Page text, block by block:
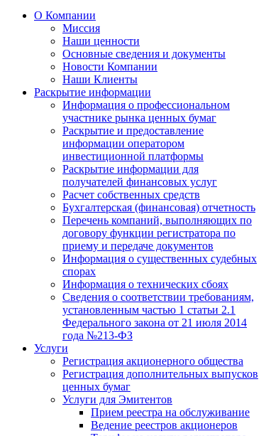
О Компании
Миссия
Наши ценности
Основные сведения и документы
Новости Компании
Наши Клиенты
Раскрытие информации
Информация о профессиональном
участнике рынка ценных бумаг
Раскрытие и предоставление
информации оператором
инвестиционной платформы
Раскрытие информации для
получателей финансовых услуг
Расчет собственных средств
Бухгалтерская (финансовая) отчетность
Перечень компаний, выполняющих по
договору функции регистратора по
приему и передаче документов
Информация о существенных судебных
спорах
Информация о технических сбоях
Сведения о соответствии требованиям,
установленным частью 1 статьи 2.1
Федерального закона от 21 июля 2014
года №213-ФЗ
Услуги
Регистрация акционерного общества
Регистрация дополнительных выпусков
ценных бумаг
Услуги для Эмитентов
Прием реестра на обслуживание
Ведение реестров акционеров